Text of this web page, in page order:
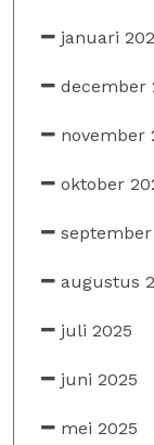
januari
december
november
oktober
september
augustus
juli 2025
juni 2025
mei 2025